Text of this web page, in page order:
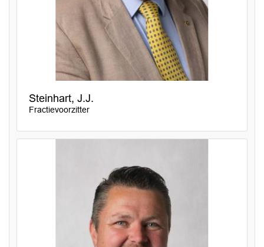
Steinhart, J.J.
Fractievoorzitter